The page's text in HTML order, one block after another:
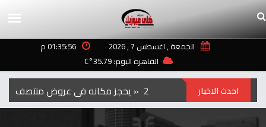
الجمعة , اغسطس 7 , 2026
01:35:56 م
القاهرة اليوم: 35.79°C
احدث الاخبار